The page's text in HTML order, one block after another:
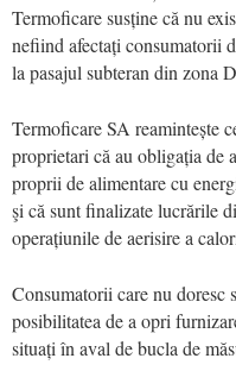
Termoficare susține că nu
nefiind afectați consumatorii
la pasajul subteran din zona
Termoficare SA reamintește
proprietari că au obligația de
proprii de alimentare cu
şi că sunt finalizate lucrările
operațiunile de aerisire a
Consumatorii care nu doresc
posibilitatea de a opri
situați în aval de bucla de